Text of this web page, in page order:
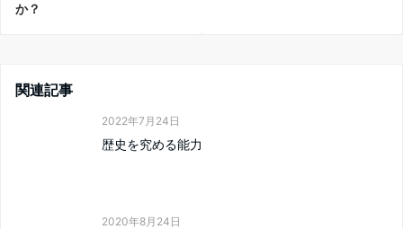
か？
関連記事
2022年7月24日
歴史を究める能力
2020年8月24日